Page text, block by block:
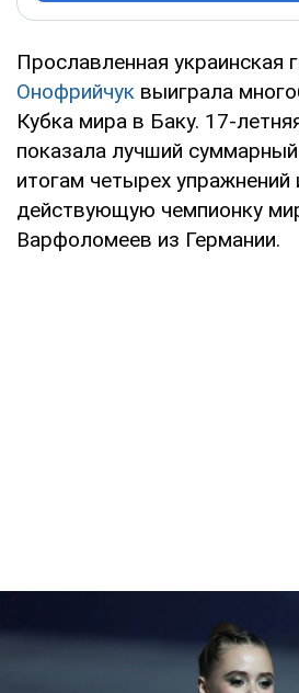
Прославленная украинская
Онофрийчук выиграла
Кубка мира в Баку. 17-
показала лучший
итогам четырех упражнений
действующую чемпионку
Варфоломеев из Германии.